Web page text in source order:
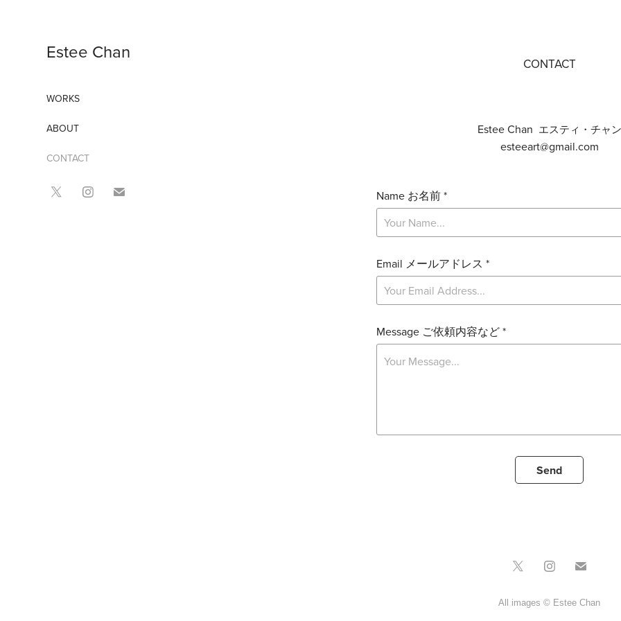
Estee Chan
WORKS
ABOUT
CONTACT
CONTACT
Estee Chan エスティ・チャン
esteeart@gmail.com
Name お名前 *
Email メールアドレス *
Message ご依頼内容など *
Send
All images © Estee Chan